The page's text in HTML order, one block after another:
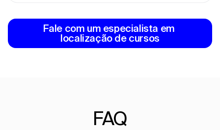
Fale com um especialista em
localização de cursos
FAQ